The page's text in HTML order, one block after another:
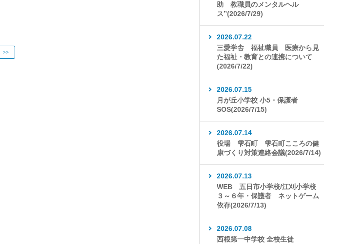
>>
助 教職員のメンタルヘル
ス”(2026/7/29)
2026.07.22
三愛学舎 福祉職員 医療から見
た福祉・教育との連携について
(2026/7/22)
2026.07.15
月が丘小学校 小5・保護者
SOS(2026/7/15)
2026.07.14
役場 雫石町 雫石町こころの健
康づくり対策連絡会議(2026/7/14)
2026.07.13
WEB 五日市小学校/江刈小学校
３～６年・保護者 ネットゲーム
依存(2026/7/13)
2026.07.08
西根第一中学校 全校生徒